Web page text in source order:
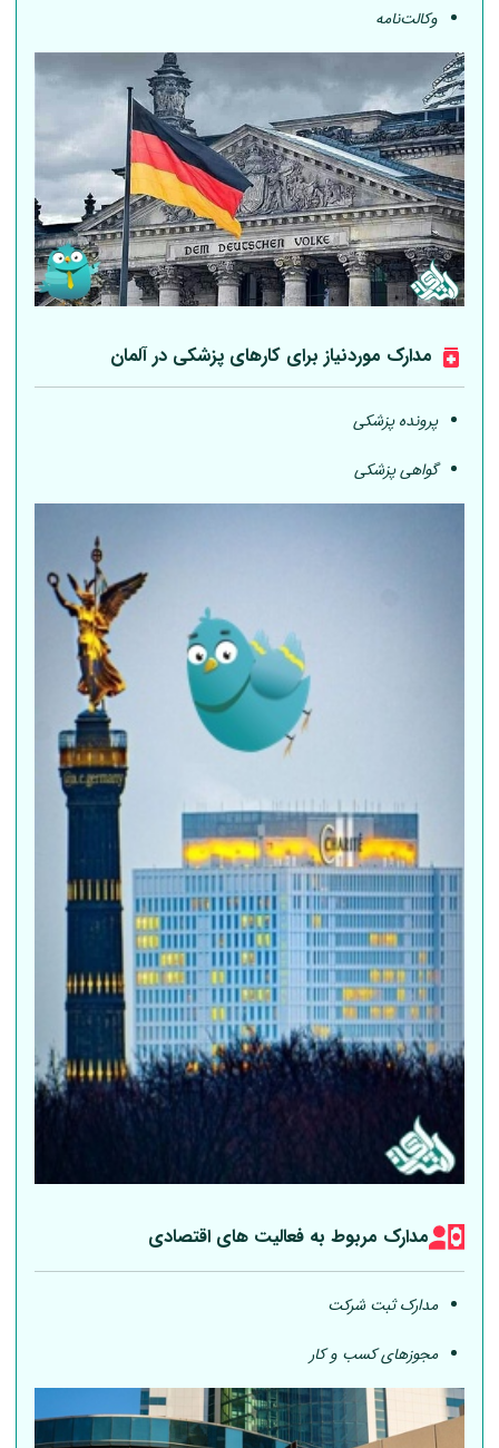
وکالت‌نامه
مدارک موردنیاز برای کارهای پزشکی درآلمان
پرونده پزشکی
گواهی پزشکی
مدارک مربوط به فعالیت های اقتصادی
مدارک ثبت شرکت
مجوزهای کسب و کار